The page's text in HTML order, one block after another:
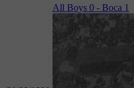
All Boys 0 - Boca 1